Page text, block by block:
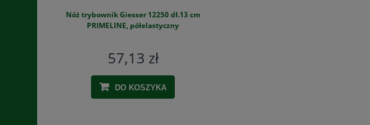
Nóż trybownik Giesser 12250 dł.13 cm
PRIMELINE, półelastyczny
57,13 zł
DO KOSZYKA